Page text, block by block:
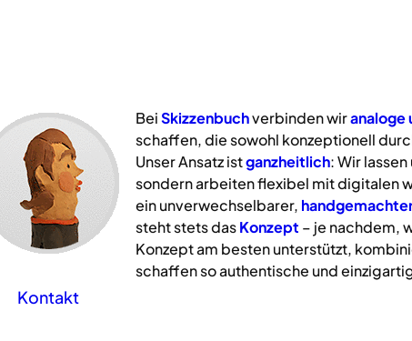
Kontakt
BeiSkizzenbuchverbinden wiranaloge
schaffen, die sowohl konzeptionell
Unser Ansatz istganzheitlich: Wir
sondern arbeiten flexibel mit digitalen
ein unverwechselbarer,
steht stets dasKonzept – je nachdem,
Konzept am besten unterstützt,
schaffen so authentische und